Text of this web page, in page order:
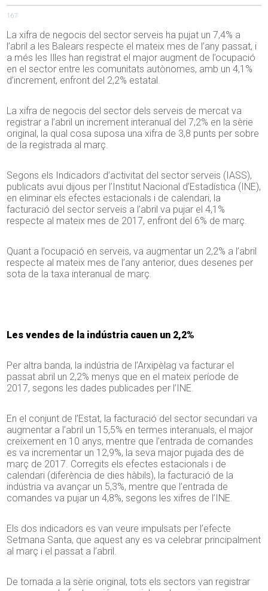
167
La xifra de negocis del sector serveis ha pujat un 7,4% a
l’abril a les Balears respecte el mateix mes de l’any passat, i
a més les Illes han registrat el major augment de l’ocupació
en el sector entre les comunitats autònomes, amb un 4,1%
d’increment, enfront del 2,2% estatal.
La xifra de negocis del sector dels serveis de mercat va
registrar a l’abril un increment interanual del 7,2% en la sèrie
original, la qual cosa suposa una xifra de 3,8 punts per sobre
de la registrada al març.
Segons els Indicadors d’activitat del sector serveis (IASS),
publicats avui dijous per l’Institut Nacional d’Estadística (INE),
en eliminar els efectes estacionals i de calendari, la
facturació del sector serveis a l’abril va pujar el 4,1%
respecte al mateix mes de 2017, enfront del 6% de març.
Quant a l’ocupació en serveis, va augmentar un 2,2% a l’abril
respecte al mateix mes de l’any anterior, dues desenes per
sota de la taxa interanual de març.
Les vendes de la indústria cauen un 2,2%
Per altra banda, la indústria de l’Arxipèlag va facturar el
passat abril un 2,2% menys que en el mateix període de
2017, segons les dades publicades per l’INE.
En el conjunt de l’Estat, la facturació del sector secundari va
augmentar a l’abril un 15,5% en termes interanuals, el major
creixement en 10 anys, mentre que l’entrada de comandes
es va incrementar un 12,9%, la seva major pujada des de
març de 2017. Corregits els efectes estacionals i de
calendari (diferència de dies hàbils), la facturació de la
indústria va avançar un 5,3%, mentre que l’entrada de
comandes va pujar un 4,8%, segons les xifres de l’INE.
Els dos indicadors es van veure impulsats per l’efecte
Setmana Santa, que aquest any es va celebrar principalment
al març i el passat a l’abril.
De tornada a la sèrie original, tots els sectors van registrar